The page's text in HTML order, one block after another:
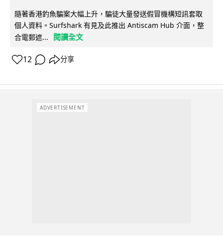
隨著香港釣魚騙案大幅上升，騙徒大量發送假冒機構短訊套取
個人資料。Surfshark 有見及此推出 Antiscam Hub 介面，整
合電郵遮...
閱讀全文
12 分享
ADVERTISEMENT